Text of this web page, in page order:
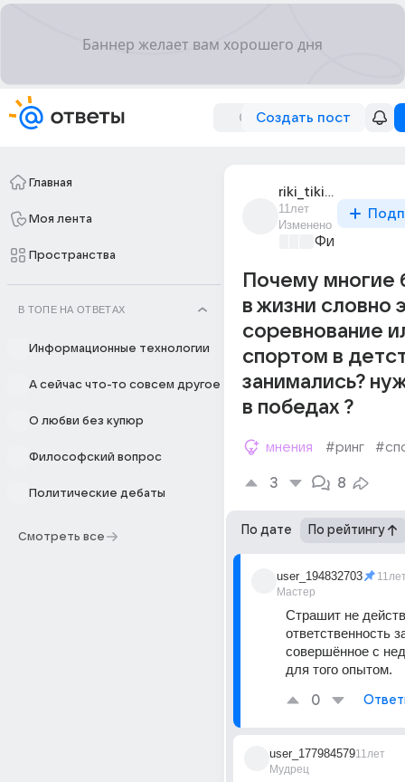
Создать пост
Главная
Моя лента
Пространства
В ТОПЕ НА ОТВЕТАХ
Информационные технологии
А сейчас что-то совсем другое
О любви без купюр
Философский вопрос
Политические дебаты
Смотреть все
riki_tiki_tavi_37
11лет
Изменено
Почему многие
в жизни словно
соревнование
спортом в
занимались?
в победах ?
мнения #ринг
3 8
По дате По рейтингу
user_194832703
Мастер
Страшит не
ответственность
совершённое с
для того опытом.
0
user_177984579
Мудрец
11лет